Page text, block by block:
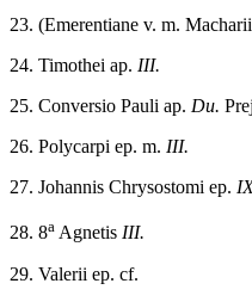
23. (Emerentiane v. m.
24. Timothei ap. III.
25. Conversio Pauli ap. Du.
26. Polycarpi ep. m. III.
27. Johannis Chrysostomi ep.
28. 8a Agnetis III.
29. Valerii ep. cf.